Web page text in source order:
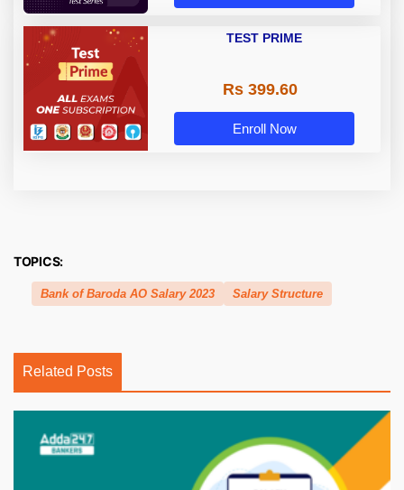
TEST PRIME
Rs 399.60
Enroll Now
TOPICS:
Bank of Baroda AO Salary 2023 Salary Structure
Related Posts